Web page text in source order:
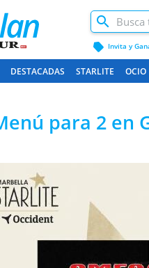
label Invita y
DESTACADAS STARLITE OCIO
para 2